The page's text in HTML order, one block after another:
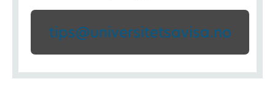
tips@universitetsavisa.no